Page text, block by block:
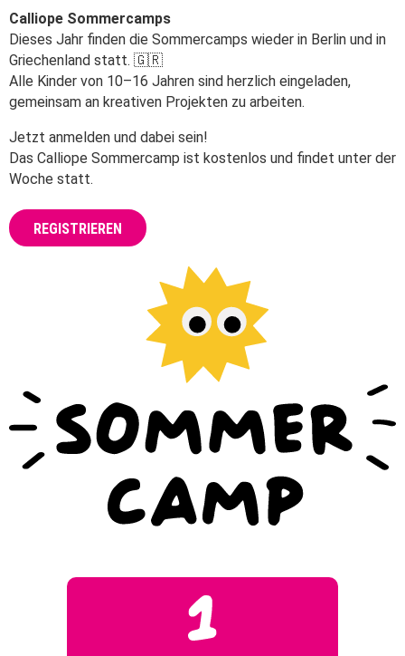
Schulen
Hilfe
DE EN ES
Calliope Sommercamps
Dieses Jahr finden die Sommercamps wieder in Berlin und in
Griechenland statt. 🇬🇷
Alle Kinder von 10–16 Jahren sind herzlich eingeladen,
gemeinsam an kreativen Projekten zu arbeiten.
Jetzt anmelden und dabei sein!
Das Calliope Sommercamp ist kostenlos und findet unter der
Woche statt.
REGISTRIEREN